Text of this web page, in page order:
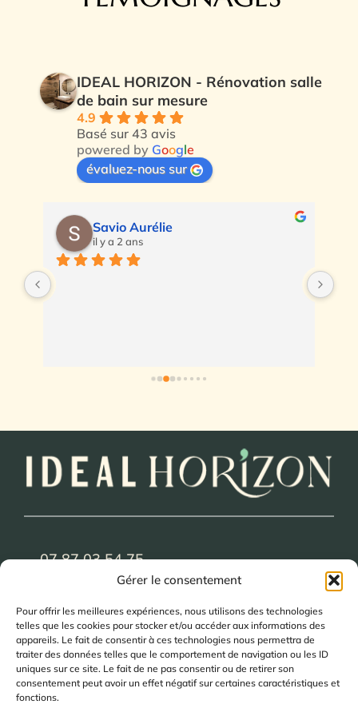
Gérer le consentement
Pour offrir les meilleures expériences, nous utilisons des technologies
telles que les cookies pour stocker et/ou accéder aux informations des
appareils. Le fait de consentir à ces technologies nous permettra de
traiter des données telles que le comportement de navigation ou les ID
uniques sur ce site. Le fait de ne pas consentir ou de retirer son
consentement peut avoir un effet négatif sur certaines caractéristiques et
fonctions.
IDEAL HORIZON - Rénovation salle
de bain sur mesure
4.9
Basé sur 43 avis
powered by Google
évaluez-nous sur
Savio Aurélie
il y a 2 ans
07 87 03 54 75
contact@idealhorizon.fr
8 Av. Rossima - 83790 Pignans
Salle de bain clé en main
Salle de pain PMR